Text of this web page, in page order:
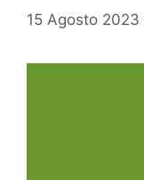
15 Agosto 2023